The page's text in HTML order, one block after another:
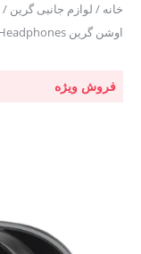
خانه / لوازم جانبی گرین /
اوشن گرین Green Lion Ocean Open Ear Headphones
فروش ویژه